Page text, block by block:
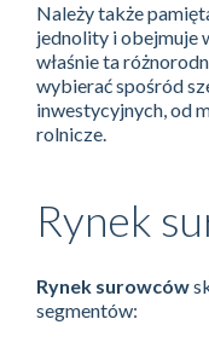
Należy także
jednolity i obejmuje
właśnie ta
wybierać spośród
inwestycyjnych, od
rolnicze.
Rynek
Rynek surowców
segmentów: